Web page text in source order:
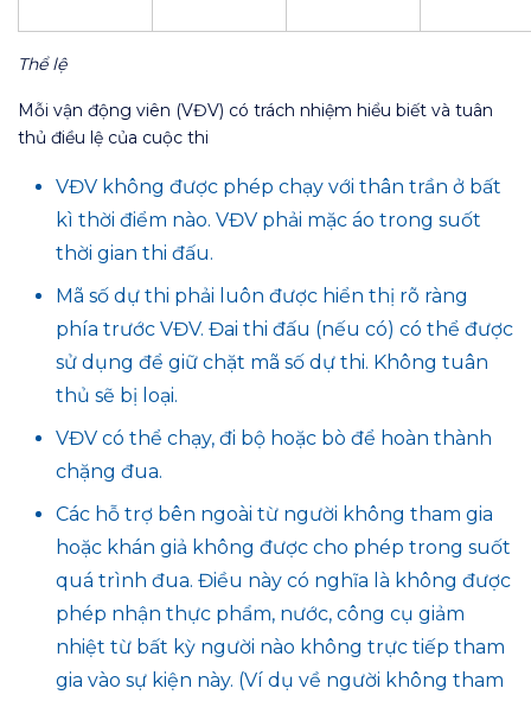
Thể lệ
Mỗi vận động viên (VĐV) có trách nhiệm hiểu biết và tuân
thủ điều lệ của cuộc thi
VĐV không được phép chạy với thân trần ở bất
kì thời điểm nào. VĐV phải mặc áo trong suốt
thời gian thi đấu.
Mã số dự thi phải luôn được hiển thị rõ ràng
phía trước VĐV. Đai thi đấu (nếu có) có thể được
sử dụng để giữ chặt mã số dự thi. Không tuân
thủ sẽ bị loại.
VĐV có thể chạy, đi bộ hoặc bò để hoàn thành
chặng đua.
Các hỗ trợ bên ngoài từ người không tham gia
hoặc khán giả không được cho phép trong suốt
quá trình đua. Điều này có nghĩa là không được
phép nhận thực phẩm, nước, công cụ giảm
nhiệt từ bất kỳ người nào không trực tiếp tham
gia vào sự kiện này. (Ví dụ về người không tham